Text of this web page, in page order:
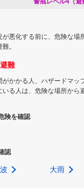
が悪化する前に、危険な場
。
難
がかかる人、ハザードマッ
いる人は、危険な場所から
険を確認
認
大雨